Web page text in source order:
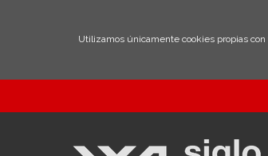
Utilizamos únicamente cookies propias